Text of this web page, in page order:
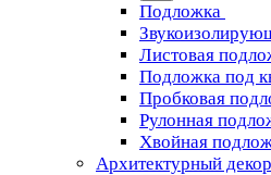
Подложка
Листовая
Подложка под
Пробковая
Рулонная
Хвойная
Архитектурный декор